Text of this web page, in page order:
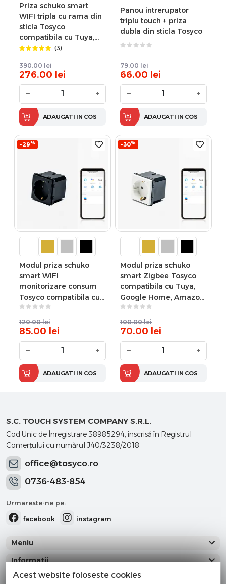
Priza schuko smart
WIFI tripla cu rama din
sticla Tosyco
compatibila cu Tuya,
Google Home, Amazon
(3)
390.00 lei
276.00 lei
− +
ADAUGATI IN COS
Panou intrerupator
triplu touch + priza
dubla din sticla Tosyco
79.00 lei
66.00 lei
− +
ADAUGATI IN COS
-29%
Modul priza schuko
smart WIFI
monitorizare consum
Tosyco compatibila cu
Tuya, Google Home,
Amazon Alexa
120.00 lei
85.00 lei
− +
ADAUGATI IN COS
-30%
Modul priza schuko
smart Zigbee Tosyco
compatibila cu Tuya,
Google Home, Amazon
Alexa
100.00 lei
70.00 lei
− +
ADAUGATI IN COS
S.C. TOUCH SYSTEM COMPANY S.R.L.
Cod Unic de Înregistrare 38985294, înscrisă în Registrul
Comerţului cu numărul J40/3238/2018
office@tosyco.ro
0736-483-854
Urmareste-ne pe:
facebook
instagram
Meniu
Informatii
Categorii
Acest website foloseste cookies